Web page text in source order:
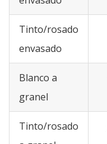
Tinto/rosado
envasado
Blanco a
granel
Tinto/rosado